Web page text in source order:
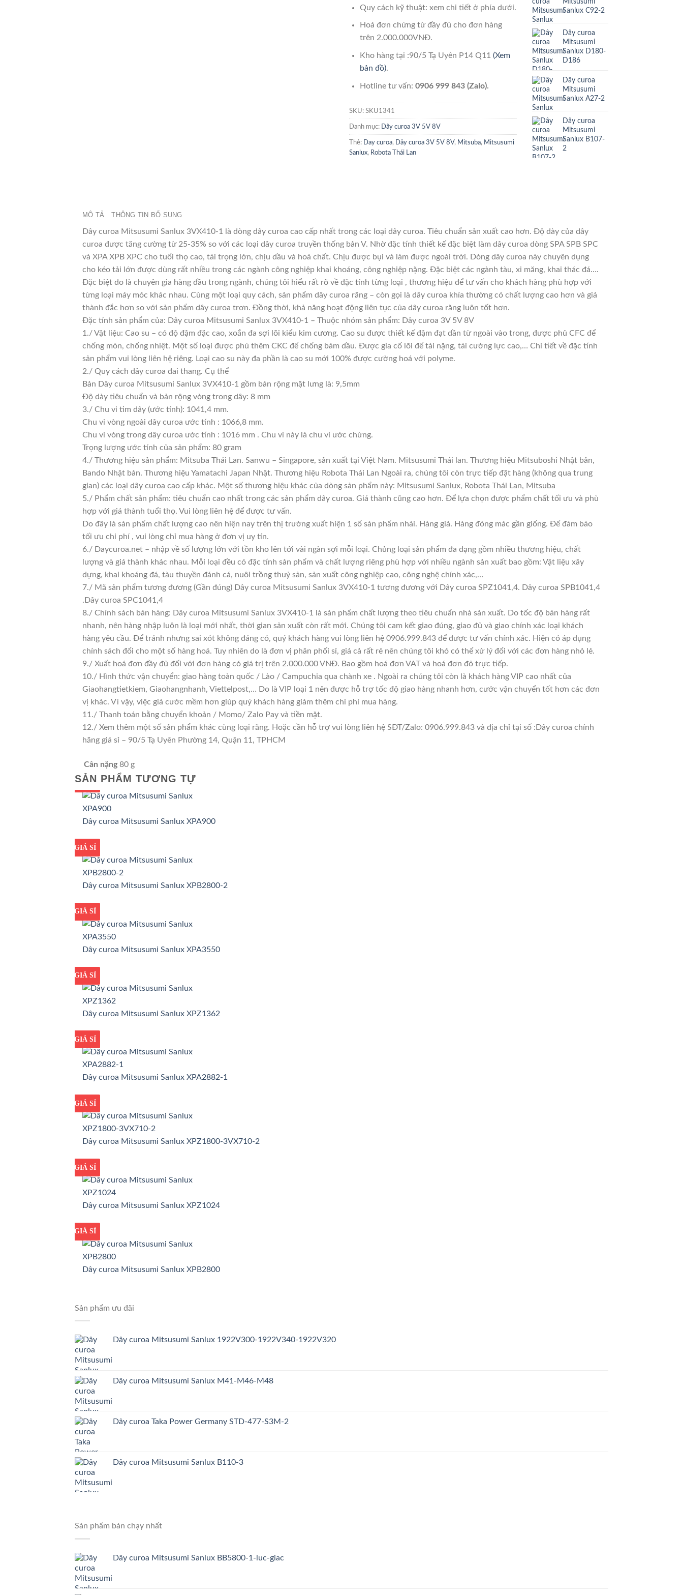
Quy cách kỹ thuật: xem chi tiết ở phía dưới.
Hoá đơn chứng từ đầy đủ cho đơn hàng
trên 2.000.000VNĐ.
Kho hàng tại :90/5 Tạ Uyên P14 Q11 (Xem
bản đồ).
Hotline tư vấn: 0906 999 843 (Zalo).
SKU: SKU1341
Danh mục: Dây curoa 3V 5V 8V
Thẻ: Day curoa, Dây curoa 3V 5V 8V, Mitsuba, Mitsusumi
Sanlux, Robota Thái Lan
Sanlux C92-2
Dây curoa
Mitsusumi
Sanlux D180-
D186
Dây curoa
Mitsusumi
Sanlux A27-2
Dây curoa
Mitsusumi
Sanlux B107-
2
MÔ TẢ THÔNG TIN BỔ SUNG
Dây curoa Mitsusumi Sanlux 3VX410-1 là dòng dây curoa cao cấp nhất trong các loại dây curoa. Tiêu chuẩn sản xuất cao hơn. Độ dày của dây
curoa được tăng cường từ 25-35% so với các loại dây curoa truyền thống bản V. Nhờ đặc tính thiết kế đặc biệt làm dây curoa dòng SPA SPB SPC
và XPA XPB XPC cho tuổi thọ cao, tải trọng lớn, chịu dầu và hoá chất. Chịu được bụi và làm được ngoài trời. Dòng dây curoa này chuyên dụng
cho kéo tải lớn được dùng rất nhiều trong các ngành công nghiệp khai khoáng, công nghiệp nặng. Đặc biệt các ngành tàu, xi măng, khai thác đá….
Đặc biệt do là chuyên gia hàng đầu trong ngành, chúng tôi hiểu rất rõ về đặc tính từng loại , thương hiệu để tư vấn cho khách hàng phù hợp với
từng loại máy móc khác nhau. Cùng một loại quy cách, sản phẩm dây curoa răng – còn gọi là dây curoa khía thường có chất lượng cao hơn và giá
thành đắc hơn so với sản phẩm dây curoa trơn. Đồng thời, khả năng hoạt động liên tục của dây curoa răng luôn tốt hơn.
Đặc tính sản phẩm của: Dây curoa Mitsusumi Sanlux 3VX410-1 – Thuộc nhóm sản phẩm: Dây curoa 3V 5V 8V
1./ Vật liệu: Cao su – có độ đậm đặc cao, xoắn đa sợi lõi kiểu kim cương. Cao su được thiết kế đậm đạt dần từ ngoài vào trong, được phủ CFC để
chống mòn, chống nhiệt. Một số loại được phủ thêm CKC để chống bám dầu. Được gia cố lõi để tải nặng, tải cường lực cao,… Chi tiết về đặc tính
sản phẩm vui lòng liên hệ riêng. Loại cao su này đa phần là cao su mới 100% được cường hoá với polyme.
2./ Quy cách dây curoa đai thang. Cụ thể
Bản Dây curoa Mitsusumi Sanlux 3VX410-1 gồm bản rộng mặt lưng là: 9,5mm
Độ dày tiêu chuẩn và bản rộng vòng trong dây: 8 mm
3./ Chu vi tim dây (ước tính): 1041,4 mm.
Chu vi vòng ngoài dây curoa ước tính : 1066,8 mm.
Chu vi vòng trong dây curoa ước tính : 1016 mm . Chu vi này là chu vi ước chừng.
Trọng lượng ước tính của sản phẩm: 80 gram
4./ Thương hiệu sản phẩm: Mitsuba Thái Lan. Sanwu – Singapore, sản xuất tại Việt Nam. Mitsusumi Thái lan. Thương hiệu Mitsuboshi Nhật bản,
Bando Nhật bản. Thương hiệu Yamatachi Japan Nhật. Thương hiệu Robota Thái Lan Ngoài ra, chúng tôi còn trực tiếp đặt hàng (không qua trung
gian) các loại dây curoa cao cấp khác. Một số thương hiệu khác của dòng sản phẩm này: Mitsusumi Sanlux, Robota Thái Lan, Mitsuba
5./ Phẩm chất sản phẩm: tiêu chuẩn cao nhất trong các sản phẩm dây curoa. Giá thành cũng cao hơn. Để lựa chọn được phẩm chất tối ưu và phù
hợp với giá thành tuổi thọ. Vui lòng liên hệ để được tư vấn.
Do đây là sản phẩm chất lượng cao nên hiện nay trên thị trường xuất hiện 1 số sản phẩm nhái. Hàng giả. Hàng đóng mác gần giống. Để đảm bảo
tối ưu chi phí , vui lòng chỉ mua hàng ở đơn vị uy tín.
6./ Daycuroa.net – nhập về số lượng lớn với tồn kho lên tới vài ngàn sợi mỗi loại. Chủng loại sản phẩm đa dạng gồm nhiều thương hiệu, chất
lượng và giá thành khác nhau. Mỗi loại đều có đặc tính sản phẩm và chất lượng riêng phù hợp với nhiều ngành sản xuất bao gồm: Vật liệu xây
dựng, khai khoáng đá, tàu thuyền đánh cá, nuôi trồng thuỷ sản, sản xuất công nghiệp cao, công nghệ chính xác,…
7./ Mã sản phẩm tương đương (Gần đúng) Dây curoa Mitsusumi Sanlux 3VX410-1 tương đương với Dây curoa SPZ1041,4. Dây curoa SPB1041,4
.Dây curoa SPC1041,4
8./ Chính sách bán hàng: Dây curoa Mitsusumi Sanlux 3VX410-1 là sản phẩm chất lượng theo tiêu chuẩn nhà sản xuất. Do tốc độ bán hàng rất
nhanh, nên hàng nhập luôn là loại mới nhất, thời gian sản xuất còn rất mới. Chúng tôi cam kết giao đúng, giao đủ và giao chính xác loại khách
hàng yêu cầu. Để tránh nhưng sai xót không đáng có, quý khách hàng vui lòng liên hệ 0906.999.843 để được tư vấn chính xác. Hiện có áp dụng
chính sách đổi cho một số hàng hoá. Tuy nhiên do là đơn vị phân phối sỉ, giá cả rất rẻ nên chúng tôi khó có thể xử lý đổi với các đơn hàng nhỏ lẻ.
9./ Xuất hoá đơn đầy đủ đối với đơn hàng có giá trị trên 2.000.000 VNĐ. Bao gồm hoá đơn VAT và hoá đơn đỏ trực tiếp.
10./ Hình thức vận chuyển: giao hàng toàn quốc / Lào / Campuchia qua chành xe . Ngoài ra chúng tôi còn là khách hàng VIP cao nhất của
Giaohangtietkiem, Giaohangnhanh, Viettelpost,… Do là VIP loại 1 nên được hỗ trợ tốc độ giao hàng nhanh hơn, cước vận chuyển tốt hơn các đơn
vị khác. Vì vậy, việc giá cước mềm hơn giúp quý khách hàng giảm thêm chi phí mua hàng.
11./ Thanh toán bằng chuyển khoản / Momo/ Zalo Pay và tiền mặt.
12./ Xem thêm một số sản phẩm khác cùng loại răng. Hoặc cần hỗ trợ vui lòng liên hệ SĐT/Zalo: 0906.999.843 và địa chỉ tại số :Dây curoa chính
hãng giá sỉ – 90/5 Tạ Uyên Phường 14, Quận 11, TPHCM
Cân nặng 80 g
SẢN PHẨM TƯƠNG TỰ
GIÁ TỐT
GIÁ SỈ
Dây curoa Mitsusumi Sanlux XPA900
GIÁ TỐT
GIÁ SỈ
Dây curoa Mitsusumi Sanlux XPB2800-2
GIÁ TỐT
GIÁ SỈ
Dây curoa Mitsusumi Sanlux XPA3550
GIÁ TỐT
GIÁ SỈ
Dây curoa Mitsusumi Sanlux XPZ1362
GIÁ TỐT
GIÁ SỈ
Dây curoa Mitsusumi Sanlux XPA2882-1
GIÁ TỐT
GIÁ SỈ
Dây curoa Mitsusumi Sanlux XPZ1800-3VX710-2
GIÁ TỐT
GIÁ SỈ
Dây curoa Mitsusumi Sanlux XPZ1024
GIÁ TỐT
GIÁ SỈ
Dây curoa Mitsusumi Sanlux XPB2800
Sản phẩm ưu đãi
Dây curoa Mitsusumi Sanlux 1922V300-1922V340-1922V320
Dây curoa Mitsusumi Sanlux M41-M46-M48
Dây curoa Taka Power Germany STD-477-S3M-2
Dây curoa Mitsusumi Sanlux B110-3
Sản phẩm bán chạy nhất
Dây curoa Mitsusumi Sanlux BB5800-1-luc-giac